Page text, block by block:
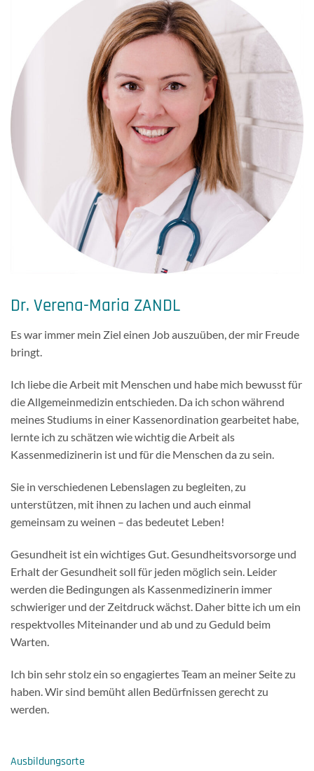
Dr. Verena-Maria ZANDL
Es war immer mein Ziel einen Job auszuüben, der mir Freude
bringt.
Ich liebe die Arbeit mit Menschen und habe mich bewusst für
die Allgemeinmedizin entschieden. Da ich schon während
meines Studiums in einer Kassenordination gearbeitet habe,
lernte ich zu schätzen wie wichtig die Arbeit als
Kassenmedizinerin ist und für die Menschen da zu sein.
Sie in verschiedenen Lebenslagen zu begleiten, zu
unterstützen, mit ihnen zu lachen und auch einmal
gemeinsam zu weinen – das bedeutet Leben!
Gesundheit ist ein wichtiges Gut. Gesundheitsvorsorge und
Erhalt der Gesundheit soll für jeden möglich sein. Leider
werden die Bedingungen als Kassenmedizinerin immer
schwieriger und der Zeitdruck wächst. Daher bitte ich um ein
respektvolles Miteinander und ab und zu Geduld beim
Warten.
Ich bin sehr stolz ein so engagiertes Team an meiner Seite zu
haben. Wir sind bemüht allen Bedürfnissen gerecht zu
werden.
Ausbildungsorte